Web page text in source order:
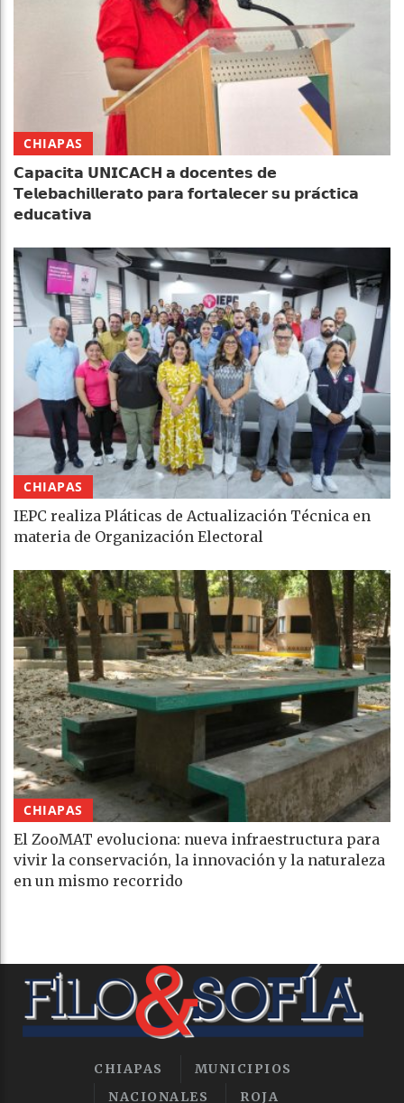
CHIAPAS
𝗖𝗮𝗽𝗮𝗰𝗶𝘁𝗮 𝗨𝗡𝗜𝗖𝗔𝗖𝗛 𝗮 𝗱𝗼𝗰𝗲𝗻𝘁𝗲𝘀 𝗱𝗲
𝗧𝗲𝗹𝗲𝗯𝗮𝗰𝗵𝗶𝗹𝗹𝗲𝗿𝗮𝘁𝗼 𝗽𝗮𝗿𝗮 𝗳𝗼𝗿𝘁𝗮𝗹𝗲𝗰𝗲𝗿 𝘀𝘂 𝗽𝗿𝗮́𝗰𝘁𝗶𝗰𝗮
𝗲𝗱𝘂𝗰𝗮𝘁𝗶𝘃𝗮
CHIAPAS
IEPC realiza Pláticas de Actualización Técnica en
materia de Organización Electoral
CHIAPAS
El ZooMAT evoluciona: nueva infraestructura para
vivir la conservación, la innovación y la naturaleza
en un mismo recorrido
CHIAPAS
MUNICIPIOS
NACIONALES
ROJA